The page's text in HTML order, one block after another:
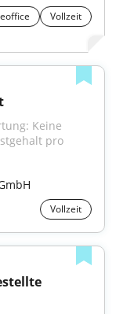
Vollzeit
Keine
pro
Vollzeit